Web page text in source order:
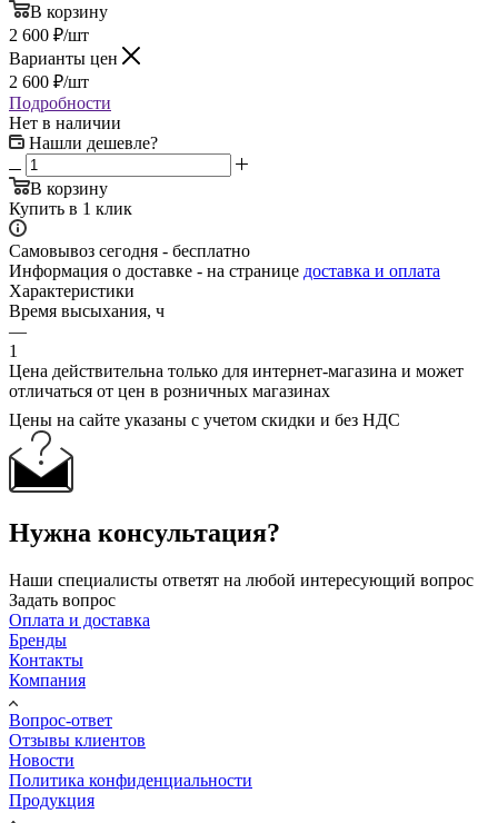
В корзину
2 600 ₽/шт
Варианты цен
2 600 ₽/шт
Подробности
Нет в наличии
Нашли дешевле?
В корзину
Купить в 1 клик
Самовывоз сегодня - бесплатно
Информация о доставке - на странице доставка и оплата
Характеристики
Время высыхания, ч
—
1
Цена действительна только для интернет-магазина и может
отличаться от цен в розничных магазинах
Цены на сайте указаны с учетом скидки и без НДС
Нужна консультация?
Наши специалисты ответят на любой интересующий вопрос
Задать вопрос
Оплата и доставка
Бренды
Контакты
Компания
Вопрос-ответ
Отзывы клиентов
Новости
Политика конфиденциальности
Продукция